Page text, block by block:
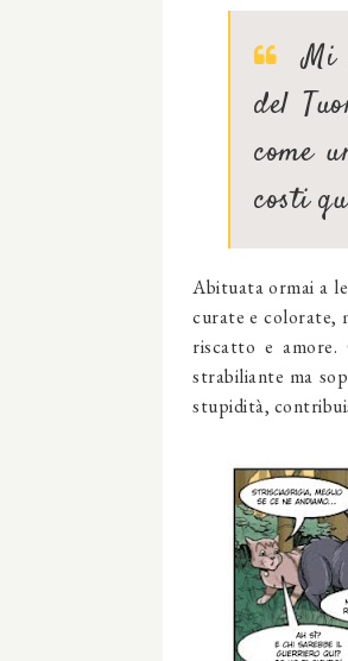
Mi
del
come
costi
Abituata ormai a
curate e colorate,
riscatto e amore.
strabiliante ma
stupidità,